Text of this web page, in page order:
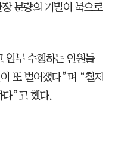
분량의 기밀이 북으로
임무 수행하는 인원들
또 벌어졌다”며 “철저
다”고 했다.